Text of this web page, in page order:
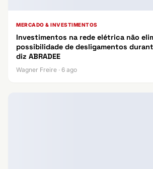
MERCADO & INVESTIMENTOS
Investimentos na rede elétrica não
possibilidade de desligamentos
diz ABRADEE
Wagner Freire · 6 ago